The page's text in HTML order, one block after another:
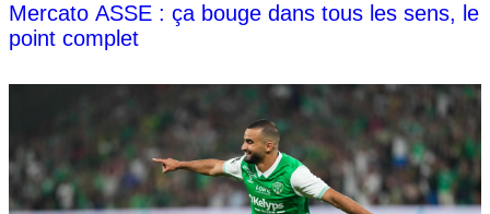
Mercato ASSE : ça bouge dans tous les sens, le
point complet